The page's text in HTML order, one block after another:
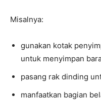
Misalnya:
gunakan kotak
untuk menyimpan
pasang rak dinding
manfaatkan bagian